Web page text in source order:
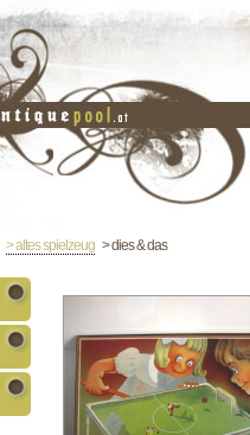
> altes spielzeug > dies & das